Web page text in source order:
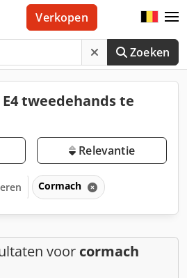
Zoeken
Verkopen
E4 tweedehands te
Relevantie
Cormach
voor cormach